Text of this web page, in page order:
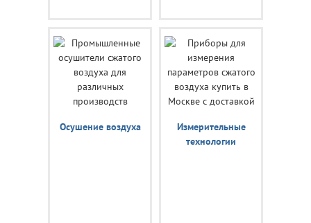
Осушение воздуха
Измерительные
технологии